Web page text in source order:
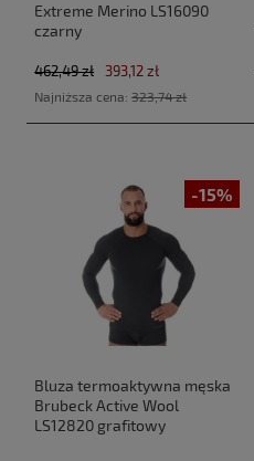
Extreme Merino LS16090
czarny
393,12 zł
462,49 zł
Najniższa cena:323,74 zł
-15%
Bluza termoaktywna męska
Brubeck Active Wool
LS12820 grafitowy